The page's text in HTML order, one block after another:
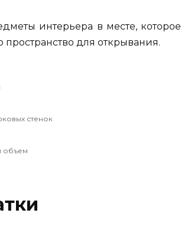
интерьера в месте, которое
пространство для открывания.
стенок
объем